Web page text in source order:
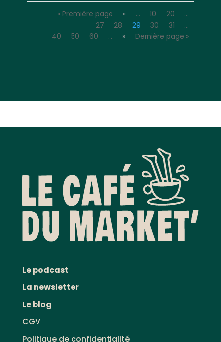
« Première page « … 10 20
…
27
28 29 30 31
…
40
50 60 … » Dernière page »
Le podcast
La newsletter
Le blog
CGV
Politique de confidentialité